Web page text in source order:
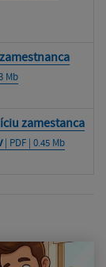
Mb
zamestanca
| PDF | 0.45 Mb